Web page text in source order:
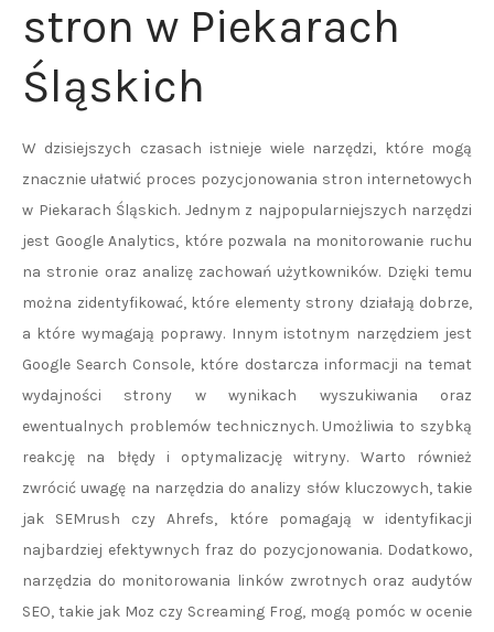
stron w Piekarach
Śląskich
W dzisiejszych czasach istnieje wiele narzędzi, które mogą
znacznie ułatwić proces pozycjonowania stron internetowych
w Piekarach Śląskich. Jednym z najpopularniejszych narzędzi
jest Google Analytics, które pozwala na monitorowanie ruchu
na stronie oraz analizę zachowań użytkowników. Dzięki temu
można zidentyfikować, które elementy strony działają dobrze,
a które wymagają poprawy. Innym istotnym narzędziem jest
Google Search Console, które dostarcza informacji na temat
wydajności strony w wynikach wyszukiwania oraz
ewentualnych problemów technicznych. Umożliwia to szybką
reakcję na błędy i optymalizację witryny. Warto również
zwrócić uwagę na narzędzia do analizy słów kluczowych, takie
jak SEMrush czy Ahrefs, które pomagają w identyfikacji
najbardziej efektywnych fraz do pozycjonowania. Dodatkowo,
narzędzia do monitorowania linków zwrotnych oraz audytów
SEO, takie jak Moz czy Screaming Frog, mogą pomóc w ocenie